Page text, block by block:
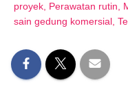
proyek, Perawatan rutin,
sain gedung komersial,